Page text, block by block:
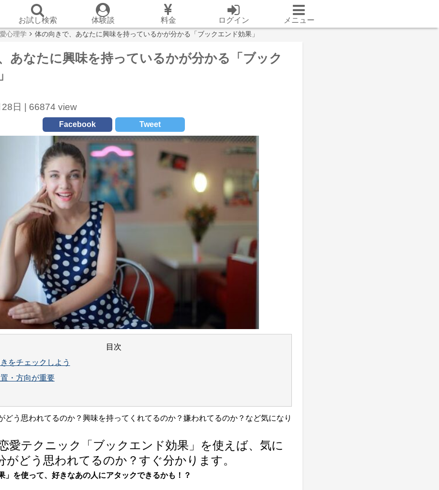
お試し検索 体験談 料金 ログイン メニュー
心理学 体の向きで、あなたに興味を持っているかが分かる「ブックエンド効果」
あなたに興味を持っているかが分かる「ブック
日 | 66874 view
Facebook Tweet
目次
をチェックしよう
・方向が重要
どう思われてるのか？興味を持ってくれてるのか？嫌われてるのか？など気になり
愛テクニック「ブックエンド効果」を使えば、気に
がどう思われてるのか？すぐ分かります。
」を使って、好きなあの人にアタックできるかも！？